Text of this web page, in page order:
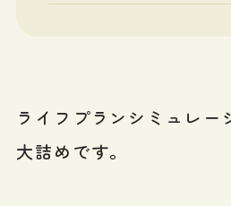
ライフプランシミュレー
大詰めです。